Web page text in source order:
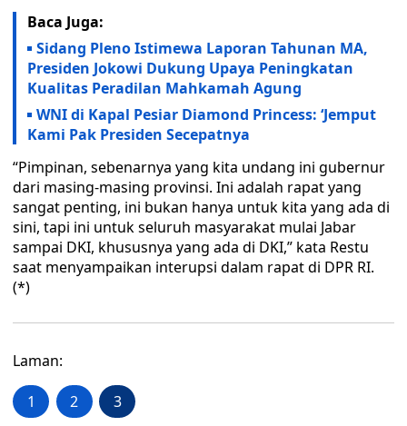
Baca Juga:
Sidang Pleno Istimewa Laporan Tahunan MA,
Presiden Jokowi Dukung Upaya Peningkatan
Kualitas Peradilan Mahkamah Agung
WNI di Kapal Pesiar Diamond Princess: ‘Jemput
Kami Pak Presiden Secepatnya
“Pimpinan, sebenarnya yang kita undang ini gubernur
dari masing-masing provinsi. Ini adalah rapat yang
sangat penting, ini bukan hanya untuk kita yang ada di
sini, tapi ini untuk seluruh masyarakat mulai Jabar
sampai DKI, khususnya yang ada di DKI,” kata Restu
saat menyampaikan interupsi dalam rapat di DPR RI.
(*)
Laman:
1 2 3